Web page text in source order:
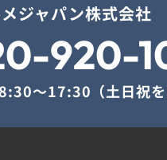
ジャパン株式会社
920-
〜17:30（土日祝を